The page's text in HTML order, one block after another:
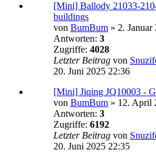
[Mini] Ballody 21033-
buildings
von BumBum » 2.
Antworten: 3
Zugriffe: 4028
Letzter Beitrag von
20. Juni 2025 22:36
[Mini] Jiqing JQ10003 -
von BumBum » 12. April
Antworten: 3
Zugriffe: 6192
Letzter Beitrag von
20. Juni 2025 22:35